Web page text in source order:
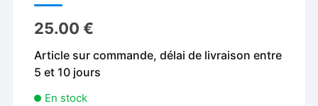
25.00€
Article sur commande, délai de livraison entre
5 et 10 jours
En stock